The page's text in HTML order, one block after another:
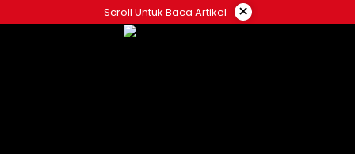
ke
Scroll Untuk Baca Artikel ×